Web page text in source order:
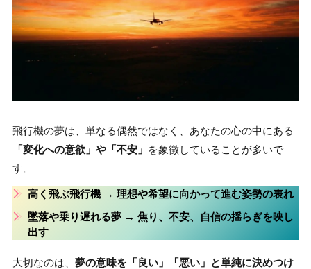
飛行機の夢は、単なる偶然ではなく、あなたの心の中にある
「変化への意欲」や「不安」
を象徴していることが多いで
す。
高く飛ぶ飛行機 → 理想や希望に向かって進む姿勢の表れ
墜落や乗り遅れる夢 → 焦り、不安、自信の揺らぎを映し
出す
大切なのは、 夢の意味を「良い」「悪い」と単純に決めつけ